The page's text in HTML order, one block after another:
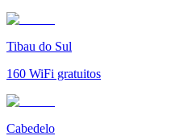
Tibau do Sul
160 WiFi gratuitos
Cabedelo